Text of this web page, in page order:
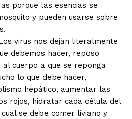
porque las esencias se
y pueden usarse sobre
virus nos dejan literalmente
debemos hacer, reposo
cuerpo a que se reponga
lo que debe hacer,
hepático, aumentar las
rojos, hidratar cada célula del
se debe comer liviano y